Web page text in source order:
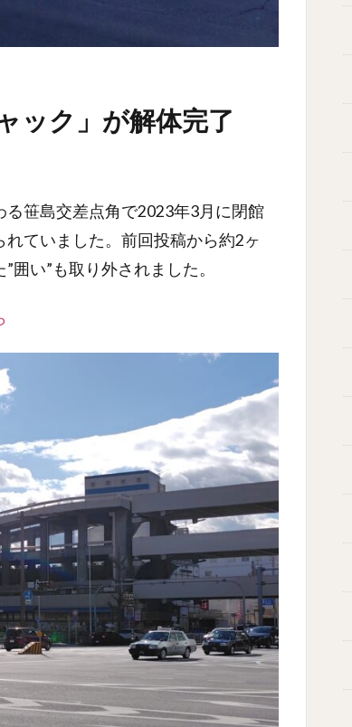
ック」が解体完了
笹島交差点角で2023年3月に閉館
ていました。前回投稿から約2ヶ
囲い”も取り外されました。